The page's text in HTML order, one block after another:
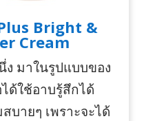
Bright &
Cream
มาในรูปแบบของ
ด้ใช้อาบรู้สึกได้
ายๆ เพราะจะได้